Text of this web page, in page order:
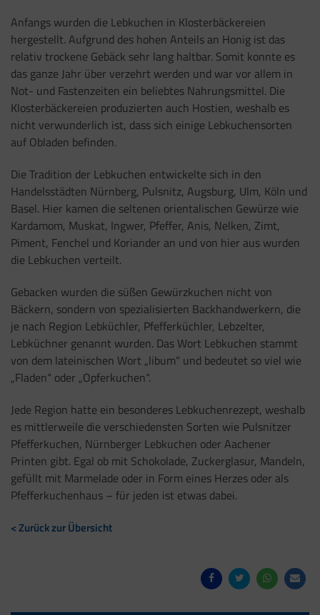
Anfangs wurden die Lebkuchen in Klosterbäckereien
hergestellt. Aufgrund des hohen Anteils an Honig ist das
relativ trockene Gebäck sehr lang haltbar. Somit konnte es
das ganze Jahr über verzehrt werden und war vor allem in
Not- und Fastenzeiten ein beliebtes Nahrungsmittel. Die
Klosterbäckereien produzierten auch Hostien, weshalb es
nicht verwunderlich ist, dass sich einige Lebkuchensorten
auf Obladen befinden.
Die Tradition der Lebkuchen entwickelte sich in den
Handelsstädten Nürnberg, Pulsnitz, Augsburg, Ulm, Köln und
Basel. Hier kamen die seltenen orientalischen Gewürze wie
Kardamom, Muskat, Ingwer, Pfeffer, Anis, Nelken, Zimt,
Piment, Fenchel und Koriander an und von hier aus wurden
die Lebkuchen verteilt.
Gebacken wurden die süßen Gewürzkuchen nicht von
Bäckern, sondern von spezialisierten Backhandwerkern, die
je nach Region Lebküchler, Pfefferküchler, Lebzelter,
Lebküchner genannt wurden. Das Wort Lebkuchen stammt
von dem lateinischen Wort „libum“ und bedeutet so viel wie
„Fladen“ oder „Opferkuchen“.
Jede Region hatte ein besonderes Lebkuchenrezept, weshalb
es mittlerweile die verschiedensten Sorten wie Pulsnitzer
Pfefferkuchen, Nürnberger Lebkuchen oder Aachener
Printen gibt. Egal ob mit Schokolade, Zuckerglasur, Mandeln,
gefüllt mit Marmelade oder in Form eines Herzes oder als
Pfefferkuchenhaus – für jeden ist etwas dabei.
< Zurück zur Übersicht